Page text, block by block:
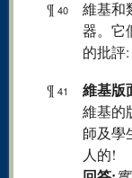
¶ 40
維基和
器。它
的批評:
¶ 41 維基版
維基的
師及學
人的!